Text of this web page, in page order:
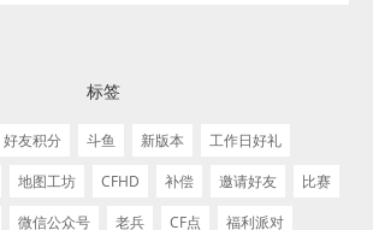
标签
好友积分 斗鱼 新版本
工作日好礼
地图工坊 CFHD 补偿 邀请好友
比赛
微信公众号 老兵 CF点 福利派对